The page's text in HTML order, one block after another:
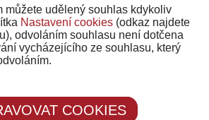
můžete udělený souhlas kdykoliv
Nastavení cookies (odkaz najdete
odvoláním souhlasu není dotčena
vycházejícího ze souhlasu, který
COOKIES
ochraně soukromí a